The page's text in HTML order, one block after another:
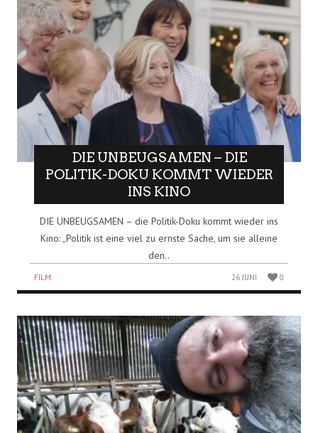
DIE UNBEUGSAMEN – DIE
POLITIK-DOKU KOMMT WIEDER
INS KINO
DIE UNBEUGSAMEN – die Politik-Doku kommt wieder ins
Kino: „Politik ist eine viel zu ernste Sache, um sie alleine
den..
FILM 26 JUNI 0